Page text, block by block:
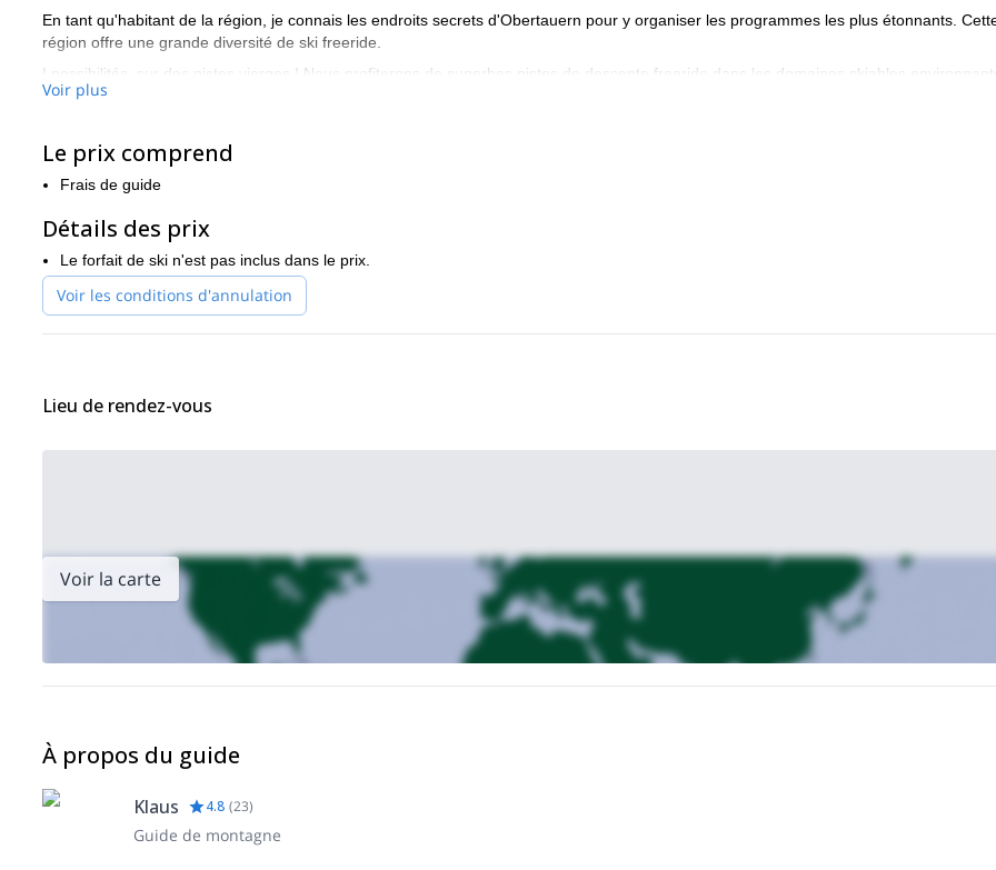
En tant qu'habitant de la région, je connais les endroits secrets d'Obertauern pour y organiser les programmes les plus étonnants.
région offre une grande diversité de ski freeride.
I possibilités, sur des pistes vierges ! Nous profiterons de superbes pistes de descente freeride dans les domaines skiables environnants.
Préparez-vous à vous amuser dans la neige profonde avec l'aide des remontées mécaniques !
située à seulement 15 kilomètres, est toujours géniale, car le forfait de ski est valable pour les deux domaines. Grosseck/Speiereck offre
freeriders un terrain varié, avec quelque chose pour tout le monde, des débutants aux riders avancés.
exceptionnel.
Je propose égalementprogrammes de ski de randonnée dans la région de Langau.
Voir plus
Le prix comprend
Frais de guide
Détails des prix
Le forfait de ski n'est pas inclus dans le prix.
Voir les conditions d'annulation
Lieu de rendez-vous
Voir la carte
À propos du guide
Klaus 4.8 (23)
Guide de montagne